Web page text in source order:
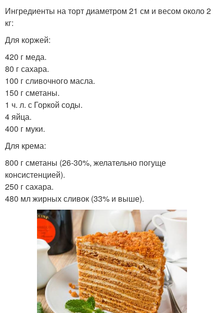
Ингредиенты на торт диаметром 21 см и весом около 2
кг:
Для коржей:
420 г меда.
80 г сахара.
100 г сливочного масла.
150 г сметаны.
1 ч. л. с Горкой соды.
4 яйца.
400 г муки.
Для крема:
800 г сметаны (26-30%, желательно погуще
консистенцией).
250 г сахара.
480 мл жирных сливок (33% и выше).